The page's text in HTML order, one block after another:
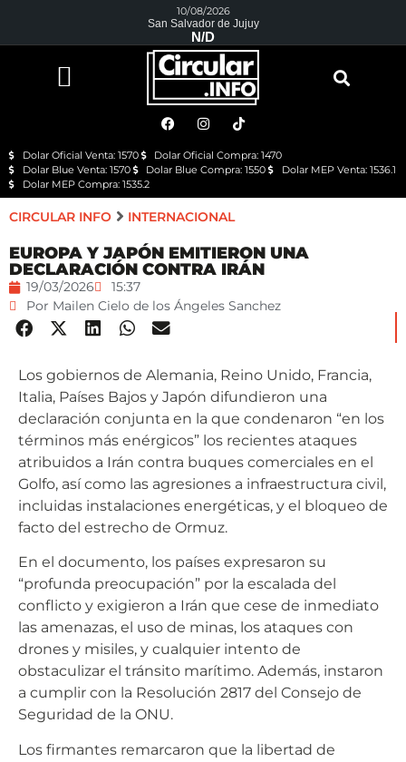
10/08/2026
San Salvador de Jujuy
N/D
Dolar Oficial Venta: 1570
Dolar Oficial Compra: 1470
Dolar Blue Venta: 1570
Dolar Blue Compra: 1550
Dolar MEP Venta: 1536.1
Dolar MEP Compra: 1535.2
CIRCULAR INFO INTERNACIONAL
EUROPA Y JAPÓN EMITIERON UNA
DECLARACIÓN CONTRA IRÁN
19/03/2026
15:37
Por Mailen Cielo de los Ángeles Sanchez
Los gobiernos de Alemania, Reino Unido, Francia,
Italia, Países Bajos y Japón difundieron una
declaración conjunta en la que condenaron “en los
términos más enérgicos” los recientes ataques
atribuidos a Irán contra buques comerciales en el
Golfo, así como las agresiones a infraestructura civil,
incluidas instalaciones energéticas, y el bloqueo de
facto del estrecho de Ormuz.
En el documento, los países expresaron su
“profunda preocupación” por la escalada del
conflicto y exigieron a Irán que cese de inmediato
las amenazas, el uso de minas, los ataques con
drones y misiles, y cualquier intento de
obstaculizar el tránsito marítimo. Además, instaron
a cumplir con la Resolución 2817 del Consejo de
Seguridad de la ONU.
Los firmantes remarcaron que la libertad de